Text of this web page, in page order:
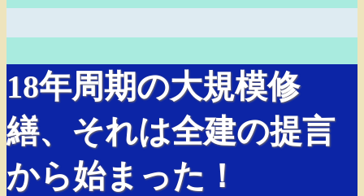
18年周期の大規模修
繕、それは全建の提言
から始まった！